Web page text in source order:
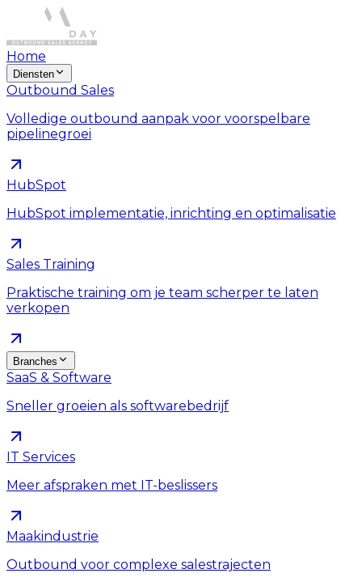
Home
Diensten
Outbound Sales
Volledige outbound aanpak voor voorspelbare
pipelinegroei
HubSpot
HubSpot implementatie, inrichting en optimalisatie
Sales Training
Praktische training om je team scherper te laten
verkopen
Branches
SaaS & Software
Sneller groeien als softwarebedrijf
IT Services
Meer afspraken met IT-beslissers
Maakindustrie
Outbound voor complexe salestrajecten